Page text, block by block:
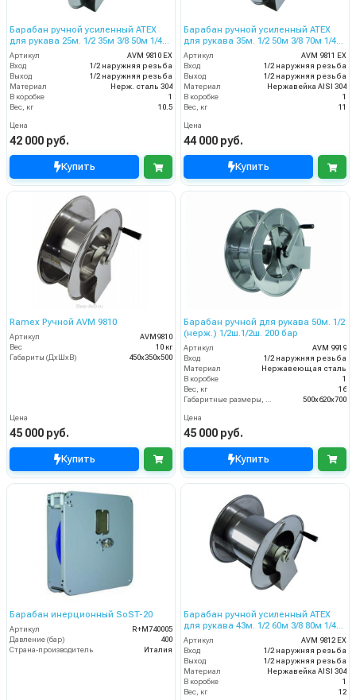
Барабан ручной усиленный ATEX
для рукава 25м. 1/2 35м 3/8 50м 1/4
(нерж.) 1/2ш.1/2ш. 200 бар
Артикул
AVM 9810 EX
Вход
1/2 наружняя резьба
Выход
1/2 наружняя резьба
Материал
Нерж. сталь 304
В коробке
1
Вес, кг
10.5
Цена
42 000 руб.
Купить
Барабан ручной усиленный ATEX
для рукава 35м. 1/2 50м 3/8 70м 1/4
(нерж.) 1/2ш.1/2ш. 200 бар
Артикул
AVM 9811 EX
Вход
1/2 наружняя резьба
Выход
1/2 наружняя резьба
Материал
Нержавейка AISI 304
В коробке
1
Вес, кг
11
Цена
44 000 руб.
Купить
Ramex Ручной AVM 9810
Артикул
AVM9810
Вес
10 кг
Габариты (ДхШхВ)
450x350x500
Цена
45 000 руб.
Купить
Барабан ручной для рукава 50м. 1/2
(нерж.) 1/2ш.1/2ш. 200 бар
Артикул
AVM 9919
Вход
1/2 наружняя резьба
Материал
Нержавеющая сталь
В коробке
1
Вес, кг
16
500x620x700
Цена
45 000 руб.
Купить
Барабан инерционный SoST-20
Артикул
R+M740005
Давление (бар)
400
Страна-производитель
Италия
Барабан ручной усиленный ATEX
для рукава 43м. 1/2 60м 3/8 80м 1/4
(нерж.) 1/2ш.1/2ш. 200 бар
Артикул
AVM 9812 EX
Вход
1/2 наружняя резьба
Выход
1/2 наружняя резьба
Материал
Нержавейка AISI 304
В коробке
1
Вес, кг
12